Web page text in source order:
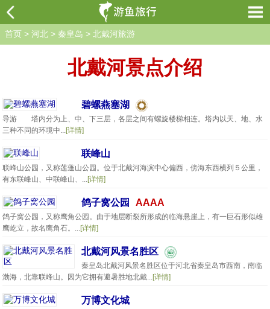
首页 > 河北 > 秦皇岛 > 北戴河旅游
北戴河景点介绍
碧螺燕塞湖
导游 塔内分为上、中、下三层，各层之间有螺旋楼梯相连。塔内以天、地、水
三种不同的环境中...[详情]
联峰山
联峰山公园，又称莲蓬山公园。位于北戴河海滨中心偏西，傍海东西横列５公里，
有东联峰山、中联峰山、...[详情]
鸽子窝公园 AAAA
鸽子窝公园，又称鹰角公园。由于地层断裂所形成的临海悬崖上，有一巨石形似雄
鹰屹立，故名鹰角石。...[详情]
北戴河风景名胜区
秦皇岛北戴河风景名胜区位于河北省秦皇岛市西南，南临
渤海，北靠联峰山。因为它拥有避暑胜地北戴...[详情]
万博文化城